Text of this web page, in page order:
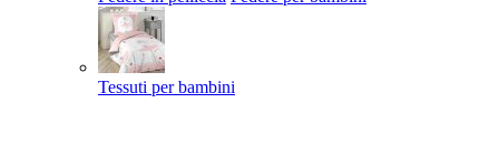
Tessuti per bambini